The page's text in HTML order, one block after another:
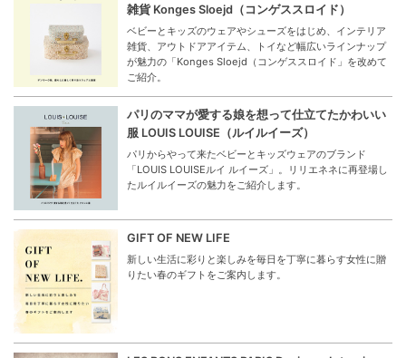
雑貨 Konges Sloejd（コンゲススロイド）
ベビーとキッズのウェアやシューズをはじめ、インテリア
雑貨、アウトドアアイテム、トイなど幅広いラインナップ
が魅力の「Konges Sloejd（コンゲススロイド」を改めて
ご紹介。
パリのママが愛する娘を想って仕立てたかわいい
服 LOUIS LOUISE（ルイルイーズ）
パリからやって来たベビーとキッズウェアのブランド
「LOUIS LOUISEルイ ルイーズ」。リリエネネに再登場し
たルイルイーズの魅力をご紹介します。
GIFT OF NEW LIFE
新しい生活に彩りと楽しみを毎日を丁寧に暮らす女性に贈
りたい春のギフトをご案内します。